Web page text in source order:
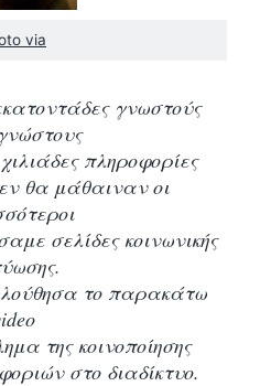
via
γνωστούς
πληροφορίες
θα μάθαιναν οι
σελίδες κοινωνικής
το παρακάτω
της κοινοποίησης
στο διαδίκτυο.